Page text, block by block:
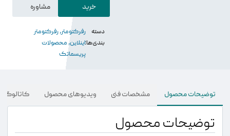
خرید
مشاوره
دسته
بندی‌ها:
رفرکتومتر,رفرکتومتر
اینلاین, محصولات
پریسماتک
توضیحات محصول مشخصات فنی ویدیو‌های محصول کاتالوگ
توضیحات محصول